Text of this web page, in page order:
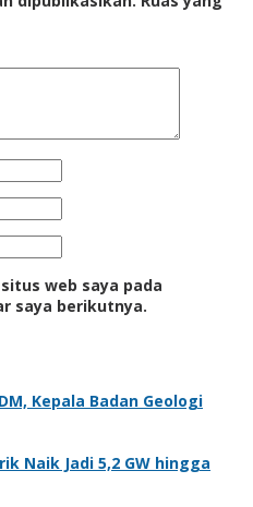
web saya pada
saya berikutnya.
Kepala Badan Geologi
Naik Jadi 5,2 GW hingga